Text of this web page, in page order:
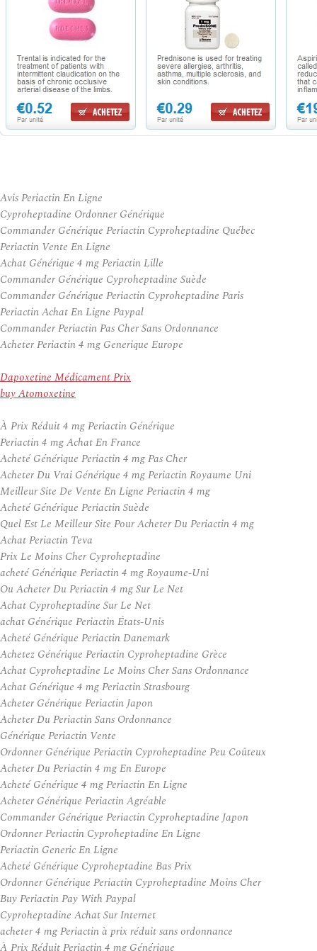
Avis Periactin En Ligne
Cyproheptadine Ordonner Générique
Commander Générique Periactin Cyproheptadine Québec
Periactin Vente En Ligne
Achat Générique 4 mg Periactin Lille
Commander Générique Cyproheptadine Suède
Commander Générique Periactin Cyproheptadine Paris
Periactin Achat En Ligne Paypal
Commander Periactin Pas Cher Sans Ordonnance
Acheter Periactin 4 mg Generique Europe
Dapoxetine Médicament Prix
buy Atomoxetine
À Prix Réduit 4 mg Periactin Générique
Periactin 4 mg Achat En France
Acheté Générique Periactin 4 mg Pas Cher
Acheter Du Vrai Générique 4 mg Periactin Royaume Uni
Meilleur Site De Vente En Ligne Periactin 4 mg
Acheté Générique Periactin Suède
Quel Est Le Meilleur Site Pour Acheter Du Periactin 4 mg
Achat Periactin Teva
Prix Le Moins Cher Cyproheptadine
acheté Générique Periactin 4 mg Royaume-Uni
Ou Acheter Du Periactin 4 mg Sur Le Net
Achat Cyproheptadine Sur Le Net
achat Générique Periactin États-Unis
Acheté Générique Periactin Danemark
Achetez Générique Periactin Cyproheptadine Grèce
Achat Cyproheptadine Le Moins Cher Sans Ordonnance
Achat Générique 4 mg Periactin Strasbourg
Acheter Générique Periactin Japon
Acheter Du Periactin Sans Ordonnance
Générique Periactin Vente
Ordonner Générique Periactin Cyproheptadine Peu Coûteux
Acheter Du Periactin 4 mg En Europe
Acheté Générique 4 mg Periactin En Ligne
Acheter Générique Periactin Agréable
Commander Générique Periactin Cyproheptadine Japon
Ordonner Periactin Cyproheptadine En Ligne
Periactin Generic En Ligne
Acheté Générique Cyproheptadine Bas Prix
Ordonner Générique Periactin Cyproheptadine Moins Cher
Buy Periactin Pay With Paypal
Cyproheptadine Achat Sur Internet
acheter 4 mg Periactin à prix réduit sans ordonnance